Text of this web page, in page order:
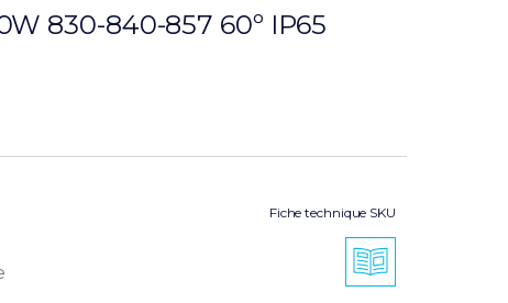
830-840-857 60º IP65
Fiche technique SKU